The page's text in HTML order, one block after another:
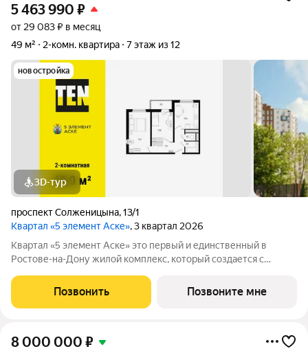
5 463 990 ₽
от 29 083 ₽ в месяц
49 м²
2-комн. квартира 7 этаж из 12
новостройка
3D-тур
проспект Солженицына,13/1
Квартал «5 элемент Аске», 3 квартал 2026
Квартал «5 элемент Аске» это первый и единственный в
Ростове-на-Дону жилой комплекс, который создается с
Аске. Серия масштабных произведений на фасадах,
выполненных художником с мировым именем
Позвонить Позвоните мне
8 000 000 ₽